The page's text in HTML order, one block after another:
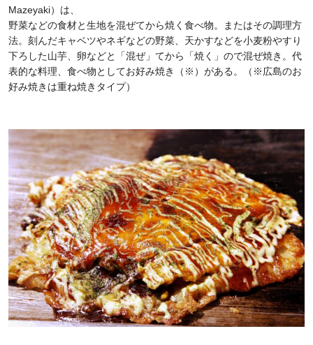
Mazeyaki）は、
野菜などの食材と生地を混ぜてから焼く食べ物。またはその調理方
法。刻んだキャベツやネギなどの野菜、天かすなどを小麦粉やすり
下ろした山芋、卵などと「混ぜ」てから「焼く」ので混ぜ焼き。代
表的な料理、食べ物としてお好み焼き（※）がある。（※広島のお
好み焼きは重ね焼きタイプ）